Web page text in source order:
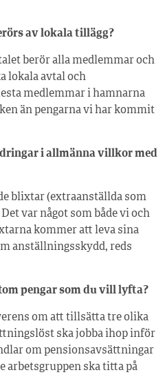
av lokala tillägg?
berör alla medlemmar och
lokala avtal och
medlemmar i hamnarna
än pengarna vi har kommit
i allmänna villkor med
blixtar (extraanställda som
var något som både vi och
kommer att leva sina
anställningsskydd, reds
pengar som du vill lyfta?
om att tillsätta tre olika
ska jobba ihop inför
om pensionsavsättningar
arbetsgruppen ska titta på